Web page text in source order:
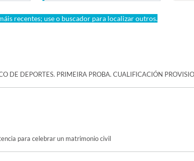
recentes; use o buscador para localizar outros.
DE DEPORTES. PRIMEIRA PROBA. CUALIFICACIÓN
para celebrar un matrimonio civil